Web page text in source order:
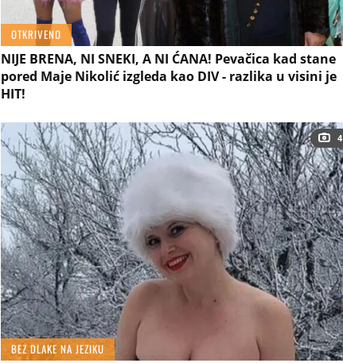
OTKRIVENO
NIJE BRENA, NI SNEKI, A NI ĆANA! Pevačica kad stane
pored Maje Nikolić izgleda kao DIV - razlika u visini je
HIT!
4
BEZ DLAKE NA JEZIKU